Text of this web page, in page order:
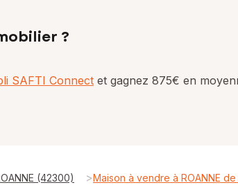
?
SAFTI Connect et gagnez 875€ en
(42300) >Maison à vendre à ROANNE de